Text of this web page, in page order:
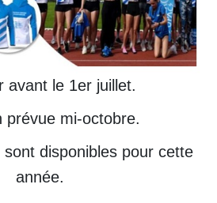
avant le 1er juillet.
prévue mi-octobre.
disponibles pour cette
année.